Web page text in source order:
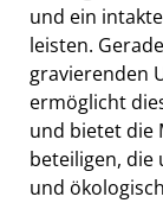
und ein
leisten.
gravierenden
ermöglicht
und bietet die
beteiligen, die
und